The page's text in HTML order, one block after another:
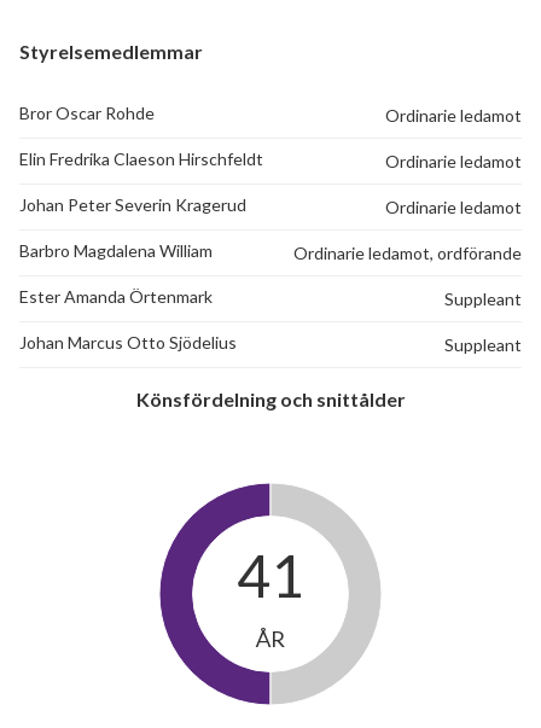
Styrelsemedlemmar
Bror Oscar Rohde Ordinarie ledamot
Elin Fredrika Claeson Hirschfeldt Ordinarie ledamot
Johan Peter Severin Kragerud Ordinarie ledamot
Barbro Magdalena William Ordinarie ledamot, ordförande
Ester Amanda Örtenmark Suppleant
Johan Marcus Otto Sjödelius Suppleant
Könsfördelning och snittålder
41
ÅR